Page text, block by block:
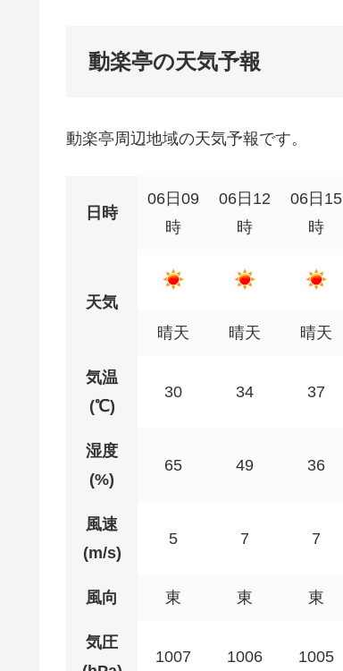
動楽亭の天気予報
動楽亭周辺地域の天気予報です。
日時
06日09
時
06日12
時
06日15
時
天気
晴天
晴天 晴天
気温
(℃)
30 34 37
湿度
(%)
65 49 36
風速
(m/s)
5 7 7
風向 東 東 東
気圧
1007 1006 1005